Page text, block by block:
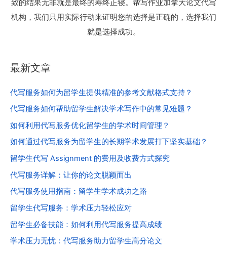
致的结果无非就是最终的寿终正寝。帮写作业加拿大论文代写
机构，我们只用实际行动来证明您的选择是正确的，选择我们
就是选择成功。
最新文章
代写服务如何为留学生提供精准的参考文献格式支持？
代写服务如何帮助留学生解决学术写作中的常见难题？
如何利用代写服务优化留学生的学术时间管理？
如何通过代写服务为留学生的长期学术发展打下坚实基础？
留学生代写 Assignment 的费用及收费方式探究
代写服务详解：让你的论文脱颖而出
代写服务使用指南：留学生学术成功之路
留学生代写服务：学术压力轻松应对
留学生必备技能：如何利用代写服务提高成绩
学术压力无忧：代写服务助力留学生高分论文